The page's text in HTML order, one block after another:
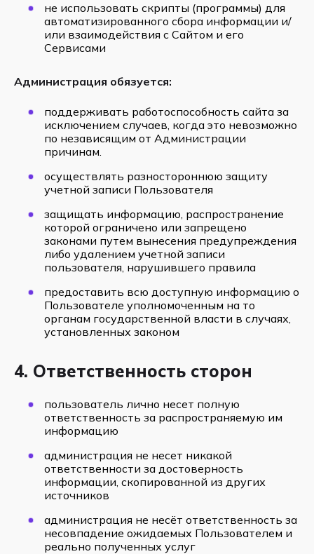
не использовать скрипты (программы) для
автоматизированного сбора информации и/
или взаимодействия с Сайтом и его
Сервисами
Администрация обязуется:
поддерживать работоспособность сайта за
исключением случаев, когда это невозможно
по независящим от Администрации
причинам.
осуществлять разностороннюю защиту
учетной записи Пользователя
защищать информацию, распространение
которой ограничено или запрещено
законами путем вынесения предупреждения
либо удалением учетной записи
пользователя, нарушившего правила
предоставить всю доступную информацию о
Пользователе уполномоченным на то
органам государственной власти в случаях,
установленных законом
4. Ответственность сторон
пользователь лично несет полную
ответственность за распространяемую им
информацию
администрация не несет никакой
ответственности за достоверность
информации, скопированной из других
источников
администрация не несёт ответственность за
несовпадение ожидаемых Пользователем и
реально полученных услуг